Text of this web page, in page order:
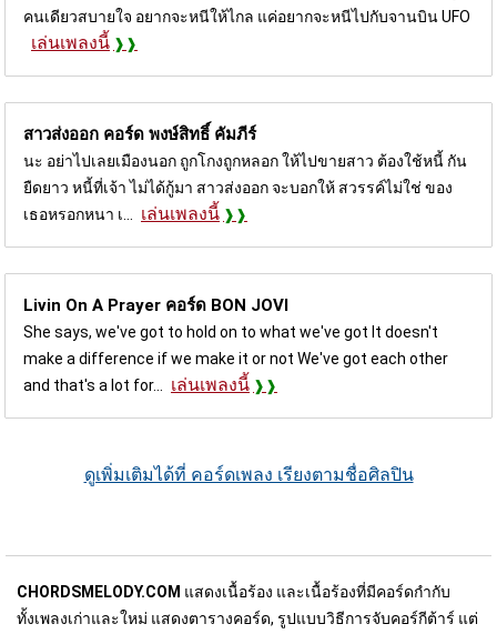
คนเดียวสบายใจ อยากจะหนีให้ไกล แค่อยากจะหนีไปกับจานบิน UFO
เล่นเพลงนี้
สาวส่งออก คอร์ด พงษ์สิทธิ์ คัมภีร์
นะ อย่าไปเลยเมืองนอก ถูกโกงถูกหลอก ให้ไปขายสาว ต้องใช้หนี้ กัน
ยืดยาว หนี้ที่เจ้า ไม่ได้กู้มา สาวส่งออก จะบอกให้ สวรรค์ไม่ใช่ ของ
เธอหรอกหนา เ...
เล่นเพลงนี้
Livin On A Prayer คอร์ด BON JOVI
She says, we've got to hold on to what we've got It doesn't
make a difference if we make it or not We've got each other
and that's a lot for...
เล่นเพลงนี้
ดูเพิ่มเติมได้ที่ คอร์ดเพลง เรียงตามชื่อศิลปิน
CHORDSMELODY.COM แสดงเนื้อร้อง และเนื้อร้องที่มีคอร์ดกำกับ
ทั้งเพลงเก่าและใหม่ แสดงตารางคอร์ด, รูปแบบวิธีการจับคอร์กีต้าร์ แต่